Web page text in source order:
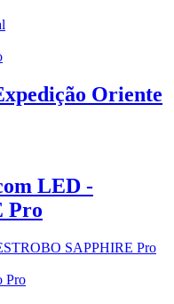
Oriente
LED -
Pro
Pro